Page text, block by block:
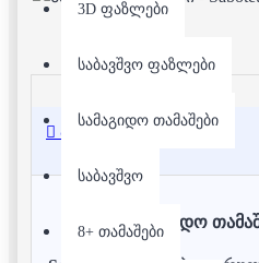
3D ფაზლები
საბავშვო ფაზლები
სამაგიდო თამაშები
საბავშვო
8+ თამაშები
აღწერა
სამაგიდო